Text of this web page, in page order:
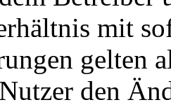
mit
gelten
den